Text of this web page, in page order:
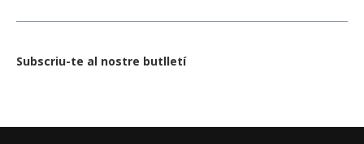
Subscriu-te al nostre butlletí